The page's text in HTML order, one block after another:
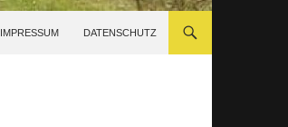
IMPRESSUM DATENSCHUTZ